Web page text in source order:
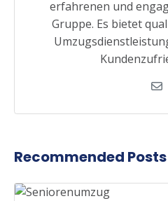
erfahrenen und
Gruppe. Es bietet
Recommended Posts